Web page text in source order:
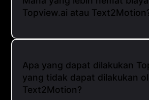
Topview.ai atau
Apa yang dapat dilakukan
yang tidak dapat dilakukan
Text2Motion?